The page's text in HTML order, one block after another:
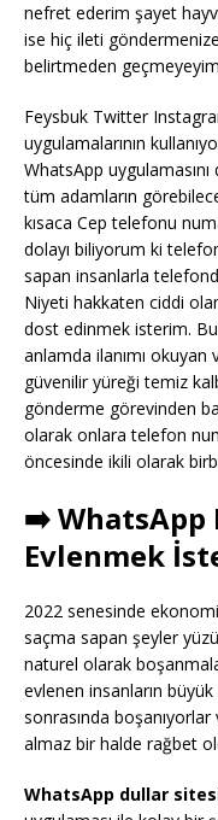
nefret ederim şayet
ise hiç ileti
belirtmeden
Feysbuk Twitter
uygulamalarının
WhatsApp
tüm adamların
kısaca Cep telefonu
dolayı biliyorum ki
sapan insanlarla
Niyeti hakkaten ciddi
dost edinmek isterim.
anlamda ilanımı
güvenilir yüreği temiz
gönderme görevinden
olarak onlara telefon
öncesinde ikili olarak
➡️ WhatsApp
Evlenmek
2022 senesinde
saçma sapan şeyler
naturel olarak
evlenen insanların
sonrasında boşanıyorlar
almaz bir halde rağbet
WhatsApp dullar